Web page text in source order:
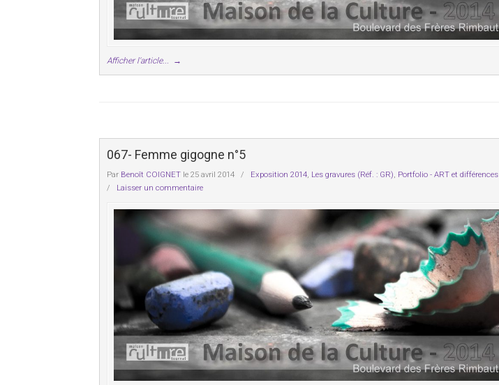
Afficher l'article... →
067- Femme gigogne n°5
Par Benoît COIGNET le 25 avril 2014 / Exposition 2014 Les gravures (Réf. : GR) Portfolio - ART et différences
/ Laisser un commentaire